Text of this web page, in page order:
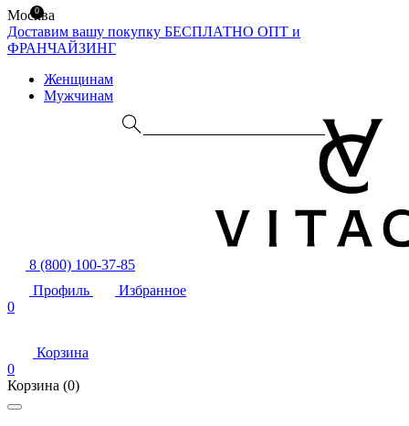
Москва
Доставим вашу покупку БЕСПЛАТНО ОПТ и
ФРАНЧАЙЗИНГ
Женщинам
Мужчинам
8 (800) 100-37-85
Профиль
Избранное
0
Корзина
0
Корзина (0)
0